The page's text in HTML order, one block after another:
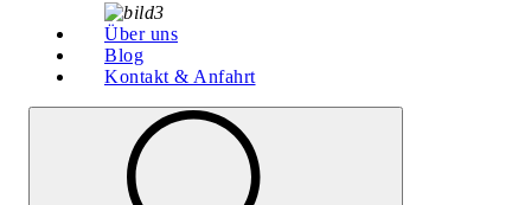
Über uns
Blog
Kontakt & Anfahrt